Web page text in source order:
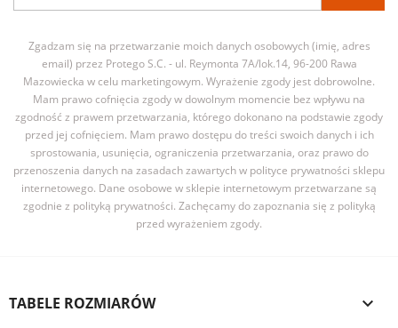
Zgadzam się na przetwarzanie moich danych osobowych (imię, adres
email) przez Protego S.C. - ul. Reymonta 7A/lok.14, 96-200 Rawa
Mazowiecka w celu marketingowym. Wyrażenie zgody jest dobrowolne.
Mam prawo cofnięcia zgody w dowolnym momencie bez wpływu na
zgodność z prawem przetwarzania, którego dokonano na podstawie zgody
przed jej cofnięciem. Mam prawo dostępu do treści swoich danych i ich
sprostowania, usunięcia, ograniczenia przetwarzania, oraz prawo do
przenoszenia danych na zasadach zawartych w polityce prywatności sklepu
internetowego. Dane osobowe w sklepie internetowym przetwarzane są
zgodnie z polityką prywatności. Zachęcamy do zapoznania się z polityką
przed wyrażeniem zgody.
TABELE ROZMIARÓW 